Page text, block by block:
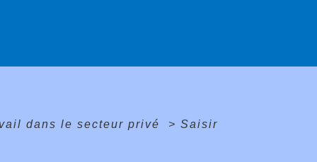
dans le secteur privé > Saisir